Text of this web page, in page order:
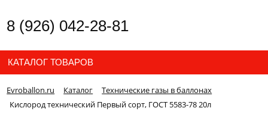
8 (926) 042-28-81
КАТАЛОГ ТОВАРОВ
Evroballon.ru Каталог
Технические газы в баллонах
Кислород технический Первый сорт, ГОСТ 5583-78 20л